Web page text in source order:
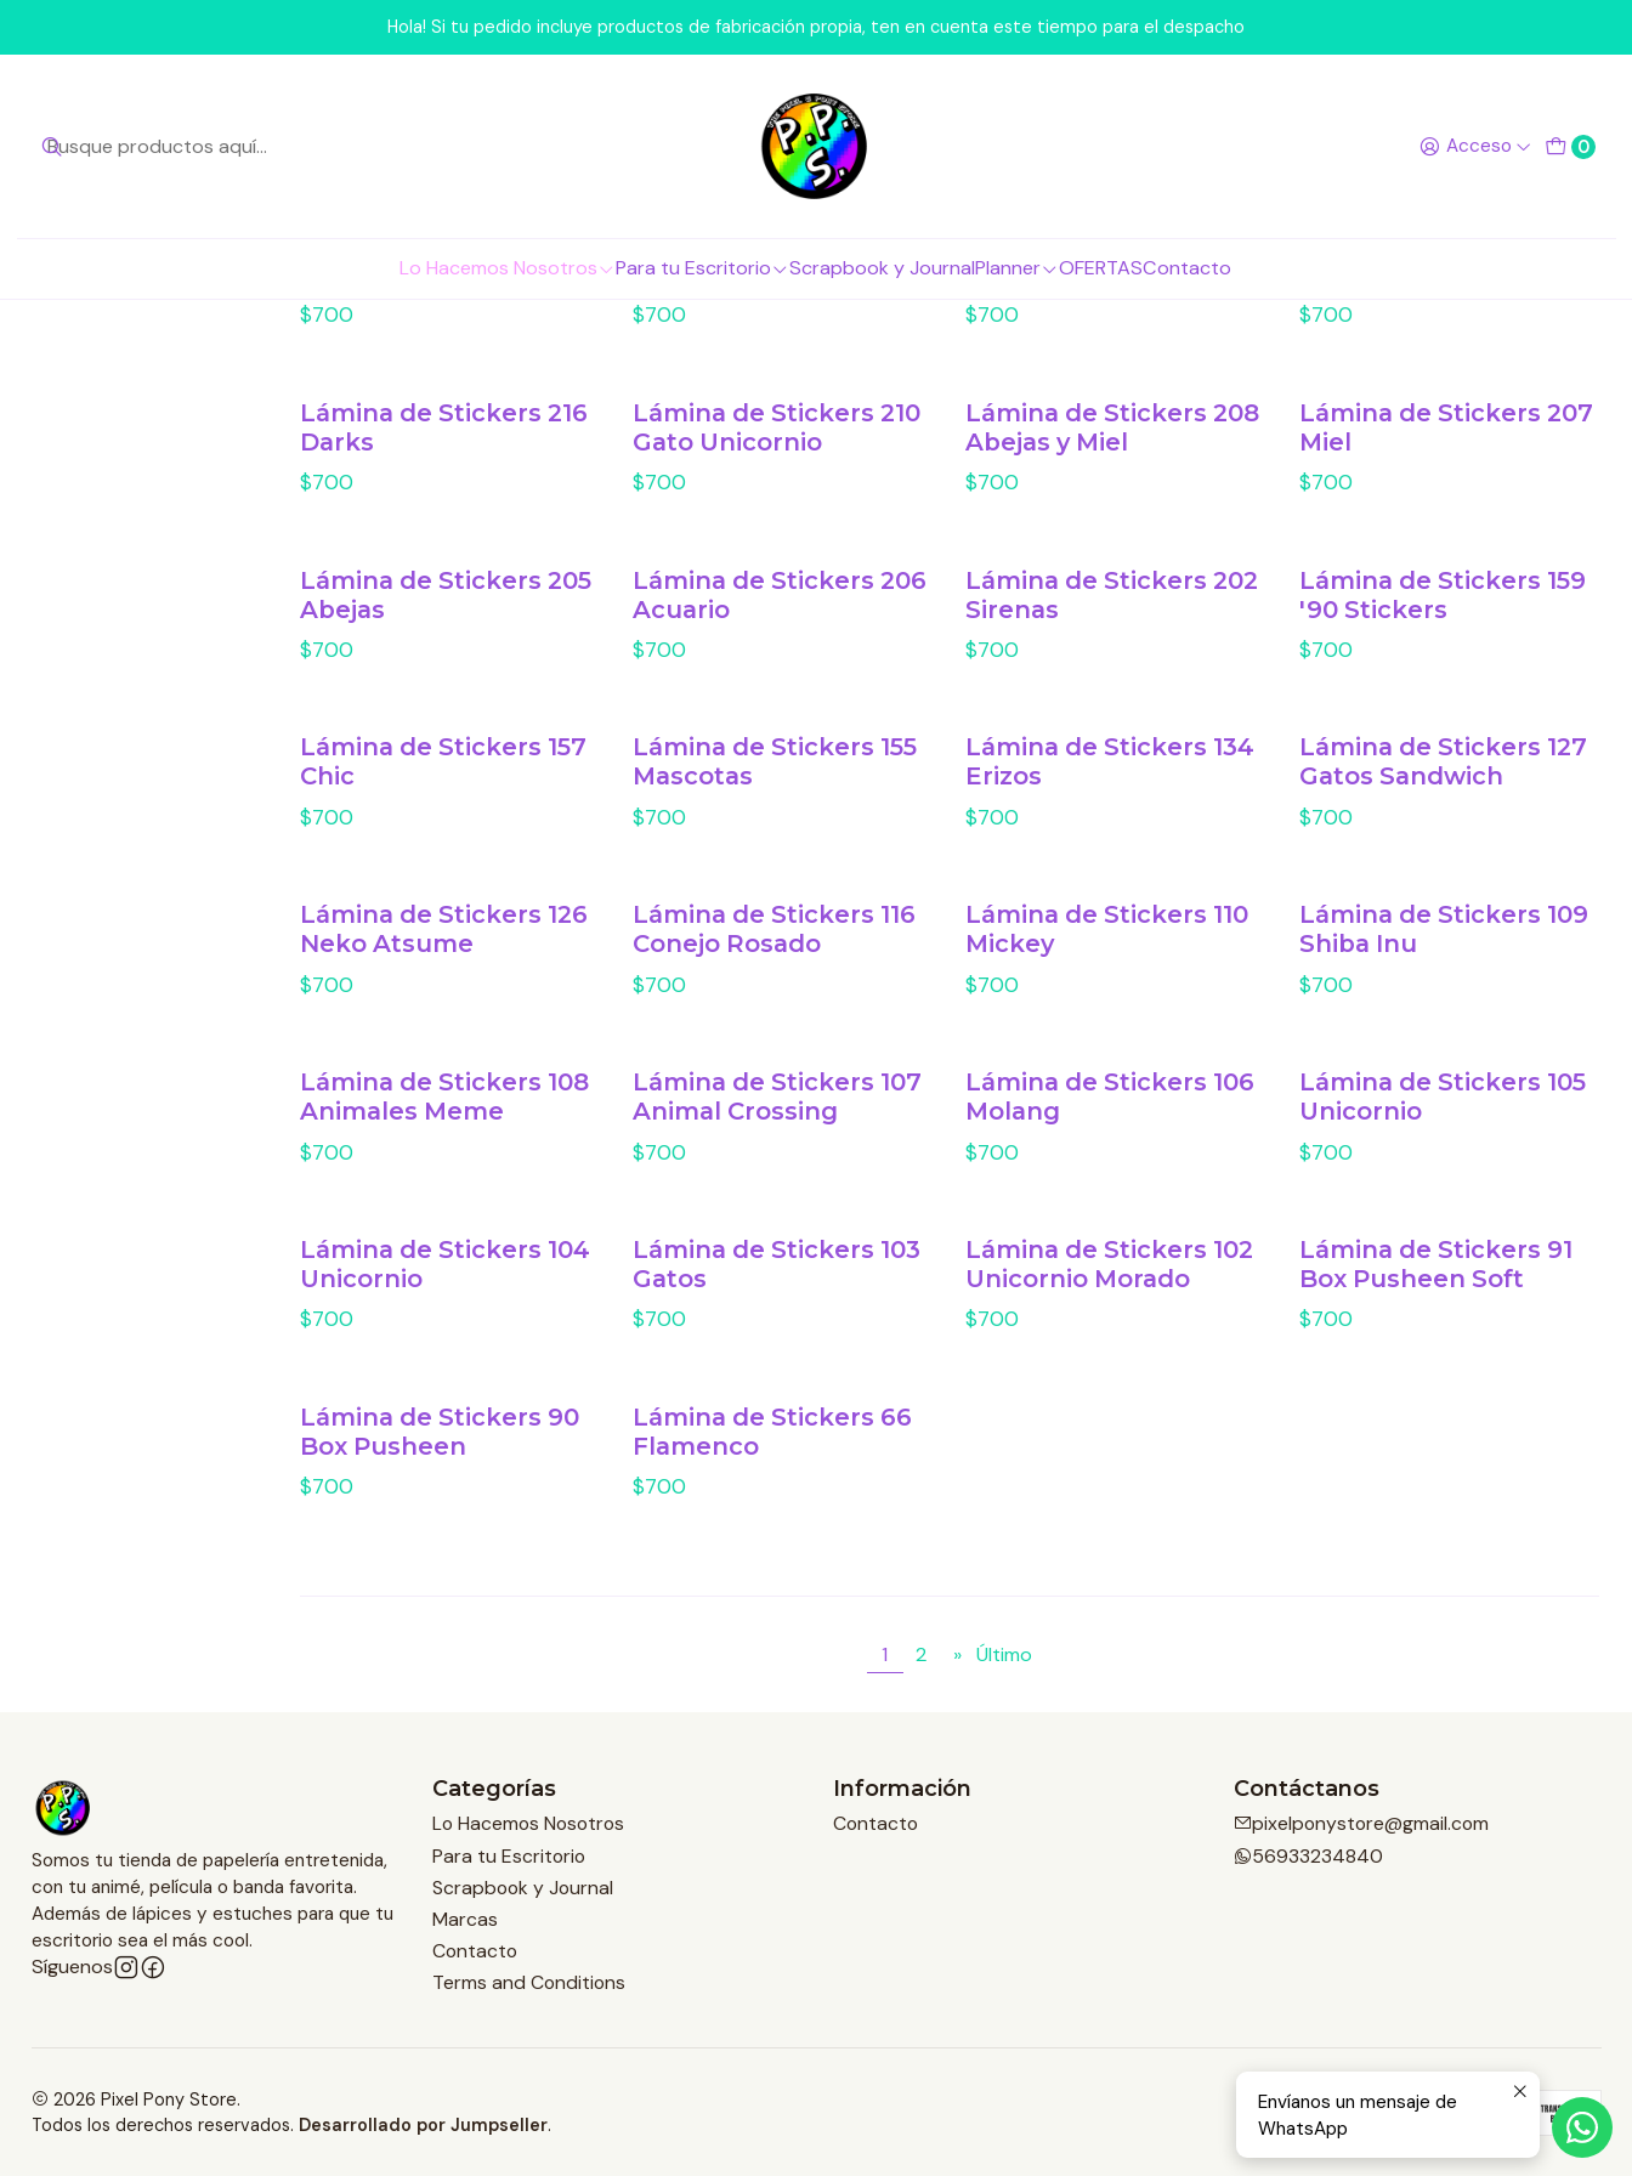
Acceso 0
Lo Hacemos Nosotros Para tu Escritorio Scrapbook y JournalPlanner OFERTASContacto
Hola! Si tu pedido incluye productos de fabricación propia, ten en cuenta este tiempo para el despacho
Inicio Lo Hacemos Nosotros Láminas de Stickers Animales
Animales
Gatos Mofusand
$700
Baby Winnie the Pooh
$700
Garfield
$700 $700
Lámina de Stickers 216
Darks
$700
Lámina de Stickers 210
Gato Unicornio
$700
Lámina de Stickers 208
Abejas y Miel
$700
Lámina de Stickers 207
Miel
$700
Lámina de Stickers 205
Abejas
$700
Lámina de Stickers 206
Acuario
$700
Lámina de Stickers 202
Sirenas
$700
Lámina de Stickers 159
'90 Stickers
$700
Lámina de Stickers 157
Chic
$700
Lámina de Stickers 155
Mascotas
$700
Lámina de Stickers 134
Erizos
$700
Lámina de Stickers 127
Gatos Sandwich
$700
Lámina de Stickers 126
Neko Atsume
$700
Lámina de Stickers 116
Conejo Rosado
$700
Lámina de Stickers 110
Mickey
$700
Lámina de Stickers 109
Shiba Inu
$700
Lámina de Stickers 108
Animales Meme
$700
Lámina de Stickers 107
Animal Crossing
$700
Lámina de Stickers 106
Molang
$700
Lámina de Stickers 105
Unicornio
$700
Lámina de Stickers 104
Unicornio
$700
Lámina de Stickers 103
Gatos
$700
Lámina de Stickers 102
Unicornio Morado
$700
Lámina de Stickers 91
Box Pusheen Soft
$700
Lámina de Stickers 90
Box Pusheen
$700
Lámina de Stickers 66
Flamenco
$700
1 2 » Último
Somos tu tienda de papelería entretenida,
con tu animé, película o banda favorita.
Además de lápices y estuches para que tu
escritorio sea el más cool.
Síguenos
Categorías
Lo Hacemos Nosotros
Para tu Escritorio
Scrapbook y Journal
Marcas
Contacto
Terms and Conditions
Información
Contacto
Contáctanos
pixelponystore@gmail.com
56933234840
2026 Pixel Pony Store.
Todos los derechos reservados. Desarrollado por Jumpseller.
Envíanos un mensaje de
WhatsApp